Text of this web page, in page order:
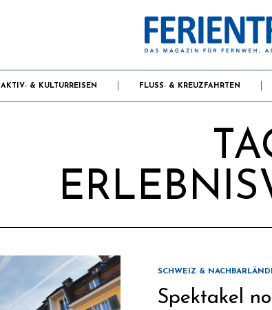
AKTIV- & KULTURREISEN FLUSS- & KREUZFAHRTEN
SCHWEIZ &
Spektakel